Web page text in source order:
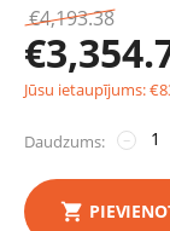
€4,193.38
€
Jūsu ietaupījums:€
Daudzums: −